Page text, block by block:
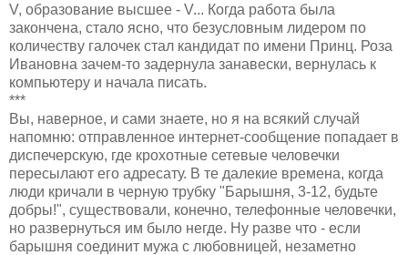
V, образование высшее - V... Когда работа была
закончена, стало ясно, что безусловным лидером по
количеству галочек стал кандидат по имени Принц. Роза
Ивановна зачем-то задернула занавески, вернулась к
компьютеру и начала писать.
***
Вы, наверное, и сами знаете, но я на всякий случай
напомню: отправленное интернет-сообщение попадает в
диспечерскую, где крохотные сетевые человечки
пересылают его адресату. В те далекие времена, когда
люди кричали в черную трубку "Барышня, 3-12, будьте
добры!", существовали, конечно, телефонные человечки,
но развернуться им было негде. Ну разве что - если
барышня соединит мужа с любовницей, незаметно